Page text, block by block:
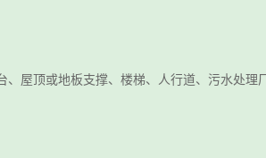
、屋顶或地板支撑、楼梯、人行道、污水处理